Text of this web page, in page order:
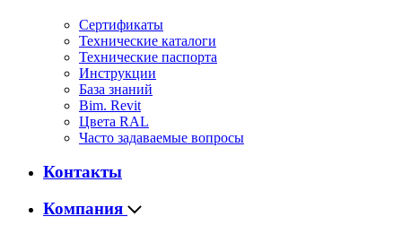
Сертификаты
Технические каталоги
Технические паспорта
Инструкции
База знаний
Bim. Revit
Цвета RAL
Часто задаваемые вопросы
Контакты
Компания